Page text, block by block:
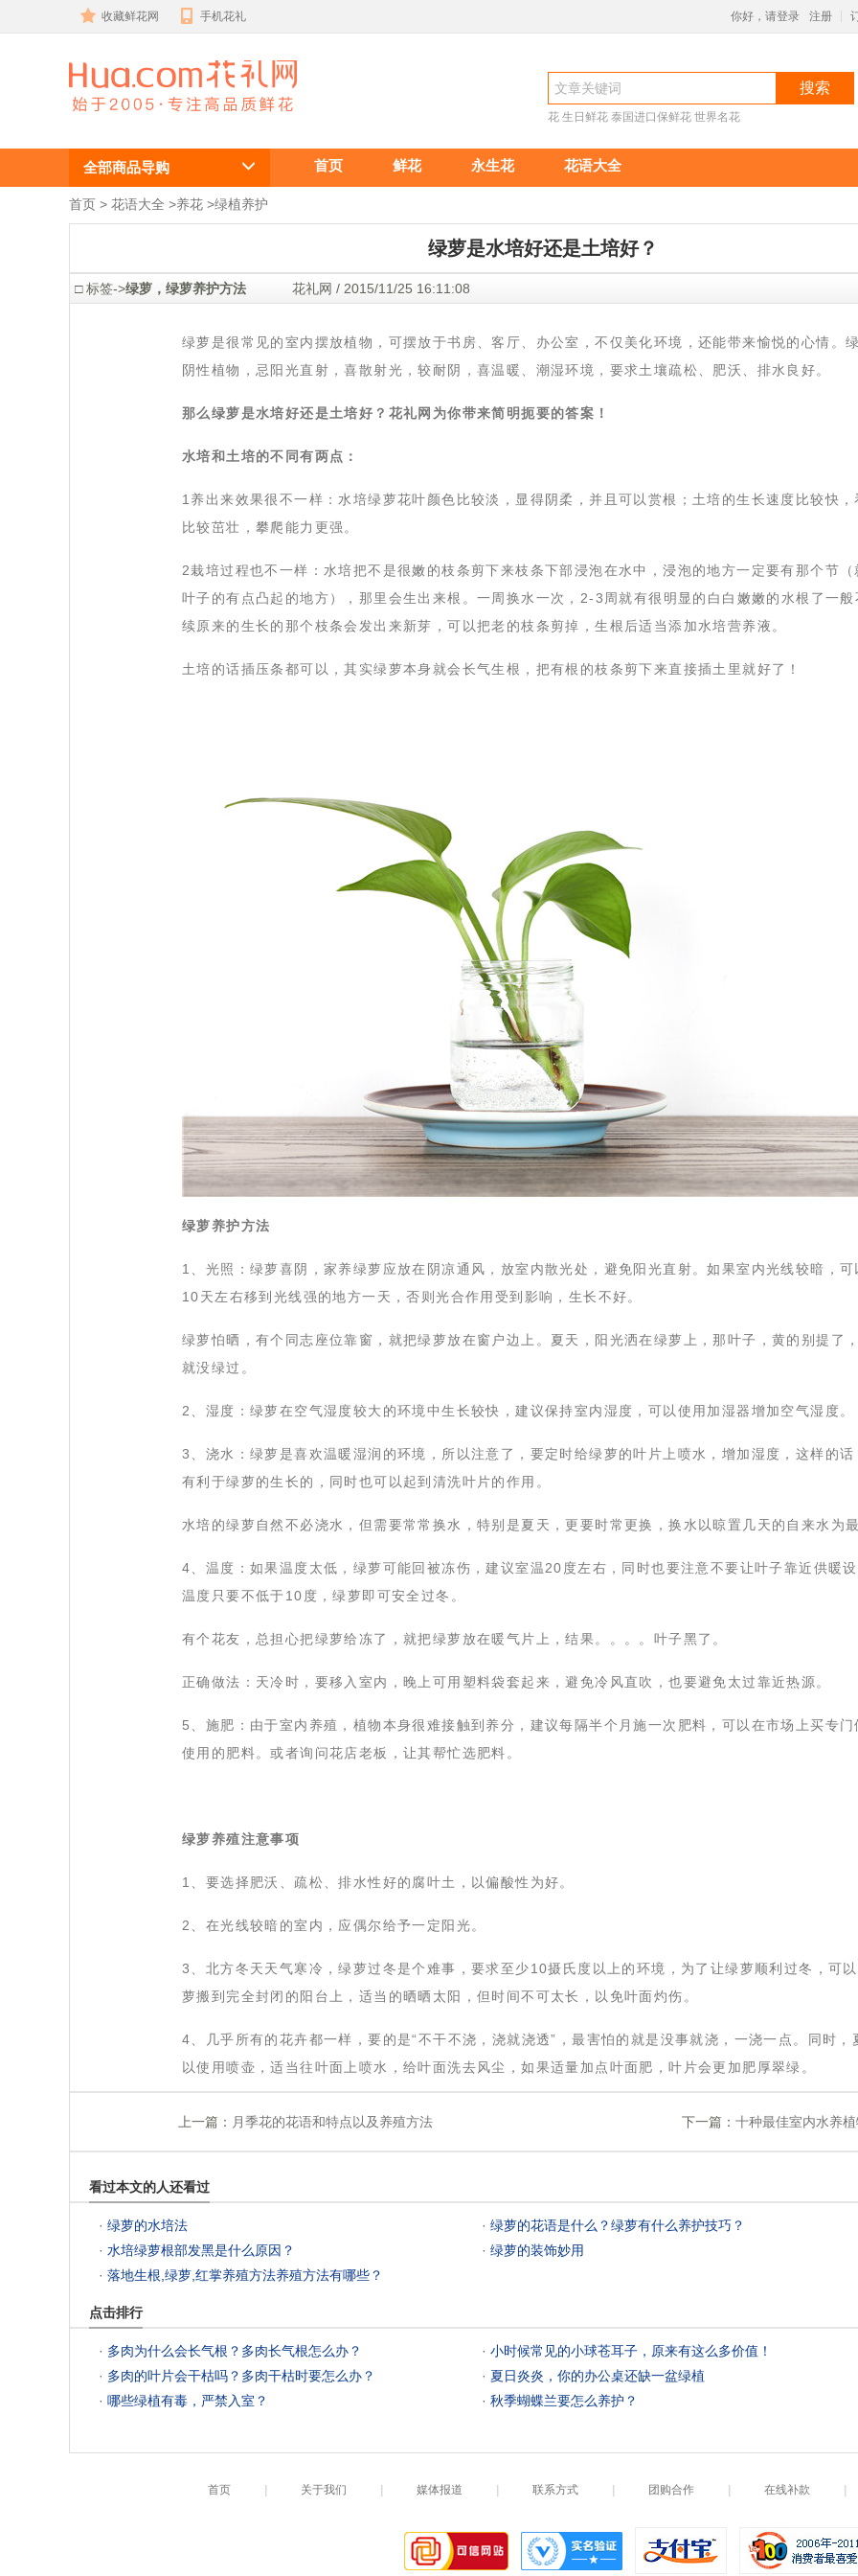
收藏鲜花网 手机花礼 你好，请登录 注册
绿萝是水培好
还是土培好？
搜索
花 生日鲜花 泰国进口保鲜花 世界名花
全部商品导购 首页 鲜花 永生花 花语大全
首页 > 花语大全 >养花 >绿植养护
绿萝是水培好还是土培好？
□ 标签->绿萝，绿萝养护方法 花礼网 / 2015/11/25 16:11:08
绿萝是很常见的室内摆放植物，可摆放于书房、客厅、办公室，不仅美化环境，还能带来愉悦的心情。
阴性植物，忌阳光直射，喜散射光，较耐阴，喜温暖、潮湿环境，要求土壤疏松、肥沃、排水良好。
那么绿萝是水培好还是土培好？花礼网为你带来简明扼要的答案！
水培和土培的不同有两点：
1养出来效果很不一样：水培绿萝花叶颜色比较淡，显得阴柔，并且可以赏根；土培的生长速度比较快，
比较茁壮，攀爬能力更强。
2栽培过程也不一样：水培把不是很嫩的枝条剪下来枝条下部浸泡在水中，浸泡的地方一定要有那个节（
叶子的有点凸起的地方），那里会生出来根。一周换水一次，2-3周就有很明显的白白嫩嫩的水根了一般
续原来的生长的那个枝条会发出来新芽，可以把老的枝条剪掉，生根后适当添加水培营养液。
土培的话插压条都可以，其实绿萝本身就会长气生根，把有根的枝条剪下来直接插土里就好了！
绿萝养护方法
1、光照：绿萝喜阴，家养绿萝应放在阴凉通风，放室内散光处，避免阳光直射。如果室内光线较暗，可
10天左右移到光线强的地方一天，否则光合作用受到影响，生长不好。
绿萝怕晒，有个同志座位靠窗，就把绿萝放在窗户边上。夏天，阳光洒在绿萝上，那叶子，黄的别提了
就没绿过。
2、湿度：绿萝在空气湿度较大的环境中生长较快，建议保持室内湿度，可以使用加湿器增加空气湿度。
3、浇水：绿萝是喜欢温暖湿润的环境，所以注意了，要定时给绿萝的叶片上喷水，增加湿度，这样的话
有利于绿萝的生长的，同时也可以起到清洗叶片的作用。
水培的绿萝自然不必浇水，但需要常常换水，特别是夏天，更要时常更换，换水以晾置几天的自来水为
4、温度：如果温度太低，绿萝可能回被冻伤，建议室温20度左右，同时也要注意不要让叶子靠近供暖
温度只要不低于10度，绿萝即可安全过冬。
有个花友，总担心把绿萝给冻了，就把绿萝放在暖气片上，结果。。。。叶子黑了。
正确做法：天冷时，要移入室内，晚上可用塑料袋套起来，避免冷风直吹，也要避免太过靠近热源。
5、施肥：由于室内养殖，植物本身很难接触到养分，建议每隔半个月施一次肥料，可以在市场上买专门
使用的肥料。或者询问花店老板，让其帮忙选肥料。
绿萝养殖注意事项
1、要选择肥沃、疏松、排水性好的腐叶土，以偏酸性为好。
2、在光线较暗的室内，应偶尔给予一定阳光。
3、北方冬天天气寒冷，绿萝过冬是个难事，要求至少10摄氏度以上的环境，为了让绿萝顺利过冬，可
萝搬到完全封闭的阳台上，适当的晒晒太阳，但时间不可太长，以免叶面灼伤。
4、几乎所有的花卉都一样，要的是“不干不浇，浇就浇透”，最害怕的就是没事就浇，一浇一点。同时，
以使用喷壶，适当往叶面上喷水，给叶面洗去风尘，如果适量加点叶面肥，叶片会更加肥厚翠绿。
上一篇： 月季花的花语和特点以及养殖方法 下一篇：十种最佳室内水养
看过本文的人还看过
· 绿萝的水培法 · 绿萝的花语是什么？绿萝有什么养护技巧？
· 水培绿萝根部发黑是什么原因？ · 绿萝的装饰妙用
· 落地生根,绿萝,红掌养殖方法养殖方法有哪些？
点击排行
· 多肉为什么会长气根？多肉长气根怎么办？ · 小时候常见的小球苍耳子，原来有这么多价值！
· 多肉的叶片会干枯吗？多肉干枯时要怎么办？ · 夏日炎炎，你的办公桌还缺一盆绿植
· 哪些绿植有毒，严禁入室？ · 秋季蝴蝶兰要怎么养护？
首页 关于我们 媒体报道 联系方式 团购合作 在线补款